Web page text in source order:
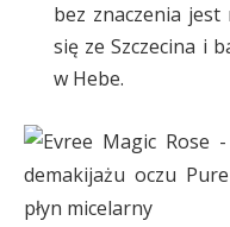
bez znaczenia
się ze Szczecina i
w Hebe.